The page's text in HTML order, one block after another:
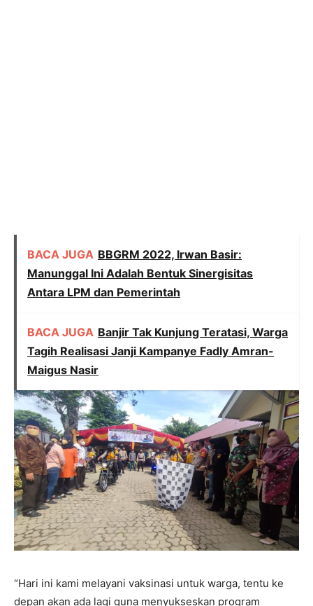
BACA JUGA BBGRM 2022, Irwan Basir:
Manunggal Ini Adalah Bentuk Sinergisitas
Antara LPM dan Pemerintah
BACA JUGA Banjir Tak Kunjung Teratasi, Warga
Tagih Realisasi Janji Kampanye Fadly Amran-
Maigus Nasir
“Hari ini kami melayani vaksinasi untuk warga, tentu ke
depan akan ada lagi guna menyukseskan program